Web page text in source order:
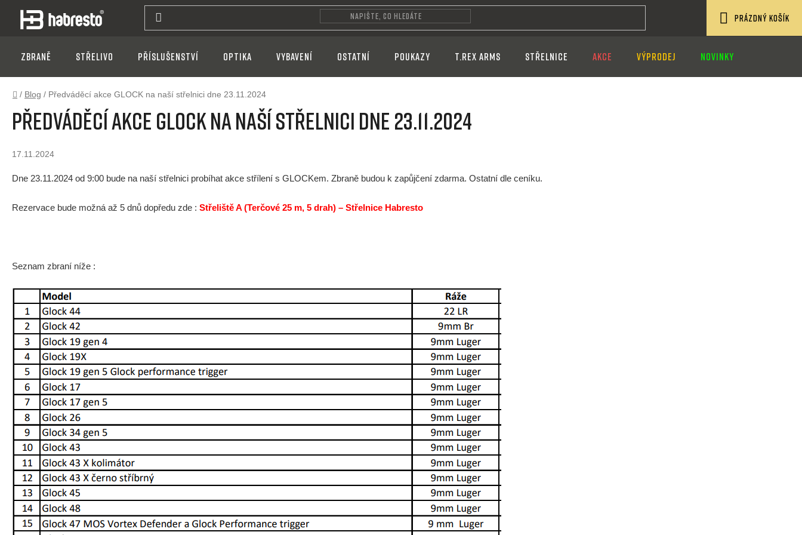
obsah
KOŠÍK
PRÁZDNÝ KOŠÍK
Zbraně Střelivo Příslušenství Optika VYBAVENÍ OSTATNÍ POUKAZY T.REX ARMS STŘELNICE AKCE VÝPRODEJ NOVINKY
Domů
/ Blog / Předváděcí akce GLOCK na naší střelnici dne 23.11.2024
Předváděcí akce GLOCK na naší střelnici dne 23.11.2024
17.11.2024
Dne 23.11.2024 od 9:00 bude na naší střelnici probíhat akce střílení s GLOCKem. Zbraně budou k zapůjčení zdarma. Ostatní dle ceníku.
Rezervace bude možná až 5 dnů dopředu zde : Střeliště A (Terčové 25 m, 5 drah) – Střelnice Habresto
Seznam zbraní níže :